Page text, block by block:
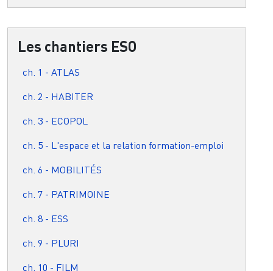
Les chantiers ESO
ch. 1 - ATLAS
ch. 2 - HABITER
ch. 3 - ECOPOL
ch. 5 - L'espace et la relation formation-emploi
ch. 6 - MOBILITÉS
ch. 7 - PATRIMOINE
ch. 8 - ESS
ch. 9 - PLURI
ch. 10 - FILM